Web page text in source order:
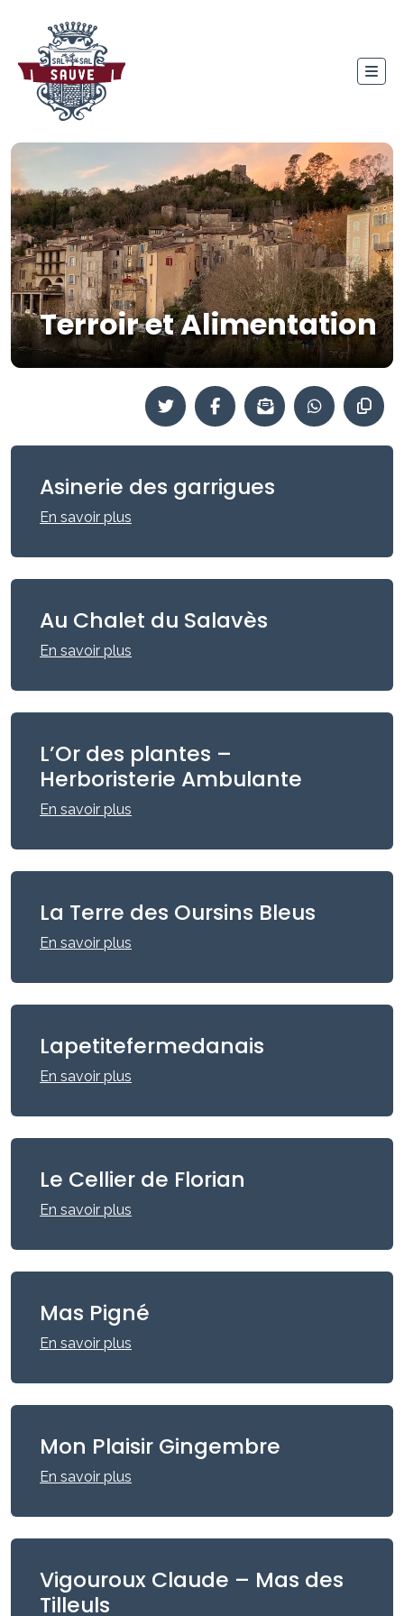
Terroir et Alimentation
Asinerie des garrigues
En savoir plus
Au Chalet du Salavès
En savoir plus
L’Or des plantes –
Herboristerie Ambulante
En savoir plus
La Terre des Oursins Bleus
En savoir plus
Lapetitefermedanais
En savoir plus
Le Cellier de Florian
En savoir plus
Mas Pigné
En savoir plus
Mon Plaisir Gingembre
En savoir plus
Vigouroux Claude – Mas des
Tilleuls